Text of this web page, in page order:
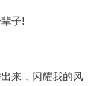
子!
来，闪耀我的风